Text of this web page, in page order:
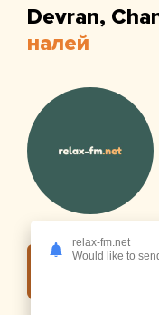
Devran,
налей
Слушать
relax-fm.net
Would like to